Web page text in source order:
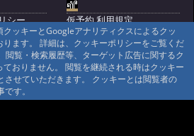
近畿地方梅雨明け
@ '11 7/9 19:33
台風一過
@ '11 6/2 20:39
吊り橋紀行（１）
@ '11 5/19 18:07
初夏の龍神温泉
@ '11 5/18 15:19
La Festa
2011
シー
シー
仮予約 利用規定
請書予約 利用規定
会員規約
ポイント規定
コンテンツ著作権
問合せ
マウンテントラッド株式会社
クッキーとGoogleアナリティクスによるクッ
ります。 詳細は、クッキーポリシーをご覧くだ
閲覧・検索履歴等、ターゲット広告に関するク
ておりません。 閲覧を継続される時はクッキー
させていただきます。 クッキーとは閲覧者の
す。